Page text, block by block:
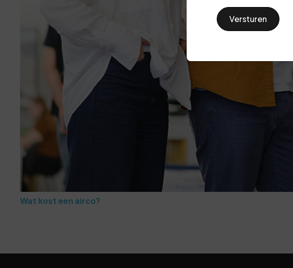
Wat kost een airco?